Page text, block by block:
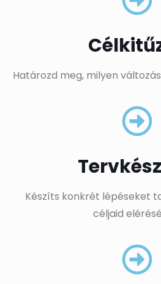
Határozd meg, milyen
Készíts konkrét lépéseket
céljaid